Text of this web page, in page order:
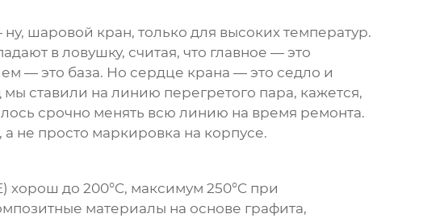
шаровой кран, только для высоких температур.
в ловушку, считая, что главное — это
— это база. Но сердце крана — это седло и
мы ставили на линию перегретого пара, кажется,
срочно менять всю линию на время ремонта.
не просто маркировка на корпусе.
хорош до 200°C, максимум 250°C при
материалы на основе графита,